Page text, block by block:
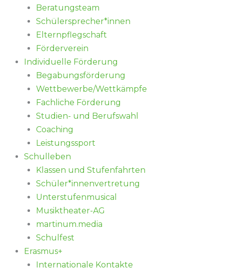
Beratungsteam
Schülersprecher*innen
Elternpflegschaft
Förderverein
Individuelle Förderung
Begabungsförderung
Wettbewerbe/Wettkämpfe
Fachliche Förderung
Studien- und Berufswahl
Coaching
Leistungssport
Schulleben
Klassen und Stufenfahrten
Schüler*innenvertretung
Unterstufenmusical
Musiktheater-AG
martinum.media
Schulfest
Erasmus+
Internationale Kontakte